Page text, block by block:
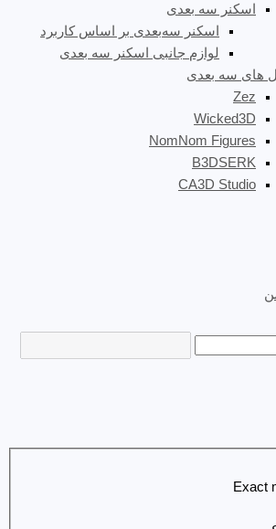
اسکنر سه بعدی
اسکنر سه‌بعدی بر اساس کاربرد
لوازم جانبی اسکنر سه بعدی
های سه بعدی
Zez
Wicked3D
NomNom Figures
B3DSERK
CA3D Studio
Exact